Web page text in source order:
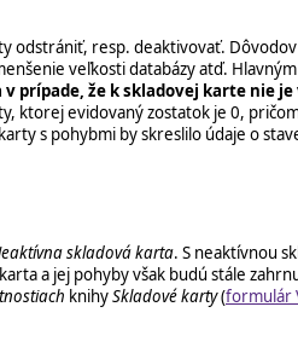
odstrániť, resp. deaktivovať.
veľkosti databázy atď.
v prípade, že k skladovej karte nie
ktorej evidovaný zostatok je 0,
s pohybmi by skreslilo údaje o
skladová karta. S neaktívnou
a jej pohyby však budú stále
knihySkladové karty(formulár